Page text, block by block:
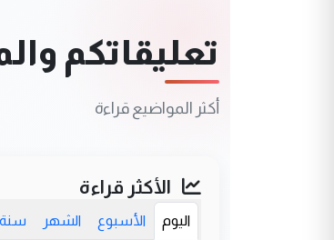
تعليقاتكم
أكثر المواضيع قراءة
الأكثر قراءة
اليوم الأسبوع الشهر سنة